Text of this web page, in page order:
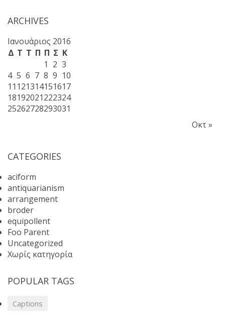
ARCHIVES
Ιανουάριος 2016
Δ Τ Τ Π Π Σ Κ
1 2 3
4 5 6 7 8 9 10
11 121314151617
18192021222324
25262728293031
Οκτ »
CATEGORIES
aciform
antiquarianism
arrangement
broder
equipollent
Foo Parent
Uncategorized
Χωρίς κατηγορία
POPULAR TAGS
Captions